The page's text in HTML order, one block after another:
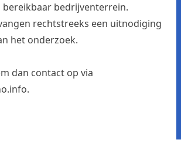
bedrijventerrein.
rechtstreeks een uitnodiging
het onderzoek.
dan contact op via
.